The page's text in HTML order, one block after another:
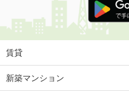
賃貸
新築マンション